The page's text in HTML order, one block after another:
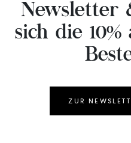
Newsletter
sich die
ZUR